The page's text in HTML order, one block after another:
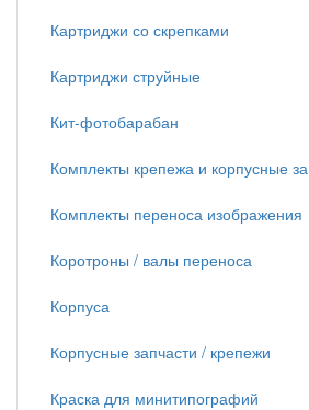
Картриджи со скрепками
Картриджи струйные
Кит-фотобарабан
Комплекты крепежа и корпусные за
Комплекты переноса изображения
Коротроны / валы переноса
Корпуса
Корпусные запчасти / крепежи
Краска для минитипографий